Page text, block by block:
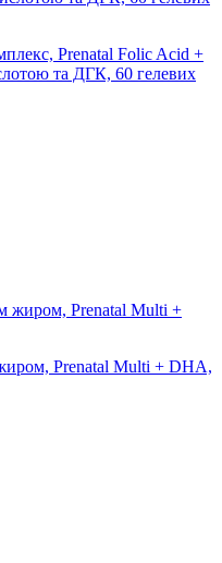
Prenatal Folic Acid +
та ДГК, 60 гелевих
Prenatal Multi + DHA,